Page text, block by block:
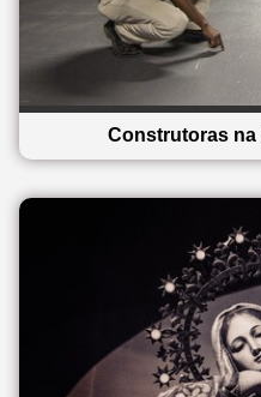
Construtoras na